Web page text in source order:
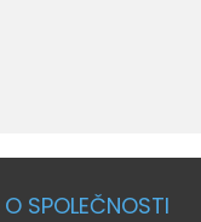
O SPOLEČNOSTI